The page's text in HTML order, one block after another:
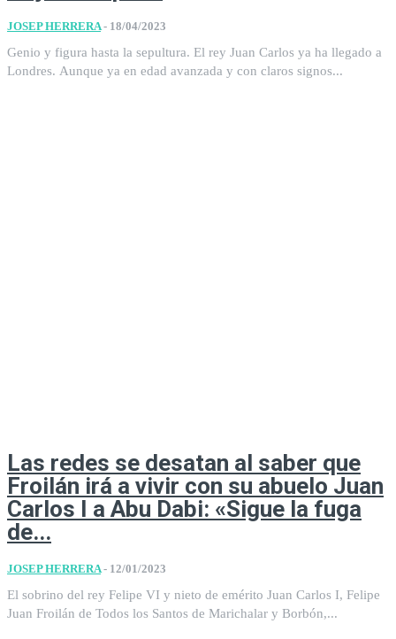
JOSEP HERRERA - 18/04/2023
Genio y figura hasta la sepultura. El rey Juan Carlos ya ha llegado a
Londres. Aunque ya en edad avanzada y con claros signos...
Las redes se desatan al saber que
Froilán irá a vivir con su abuelo Juan
Carlos I a Abu Dabi: «Sigue la fuga
de...
JOSEP HERRERA - 12/01/2023
El sobrino del rey Felipe VI y nieto de emérito Juan Carlos I, Felipe
Juan Froilán de Todos los Santos de Marichalar y Borbón,...